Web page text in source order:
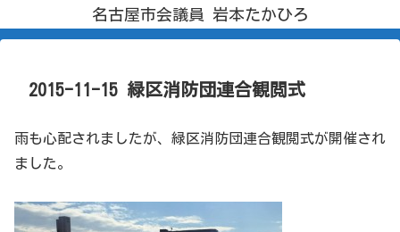
名古屋市会議員 岩本たかひろ
2015-11-15 緑区消防団連合観閲式
雨も心配されましたが、緑区消防団連合観閲式が開催され
ました。